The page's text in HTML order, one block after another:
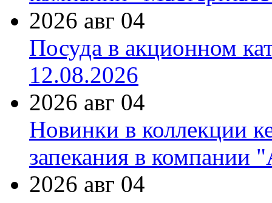
2026 авг 04
Посуда в акционном
12.08.2026
2026 авг 04
Новинки в коллекции
запекания в компании
2026 авг 04